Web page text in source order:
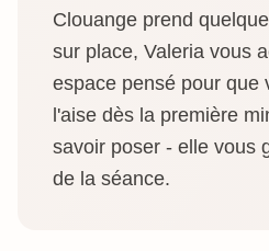
Clouange prend
sur place, Valeria vous
espace pensé pour que
l'aise dès la première
savoir poser - elle vous
de la séance.